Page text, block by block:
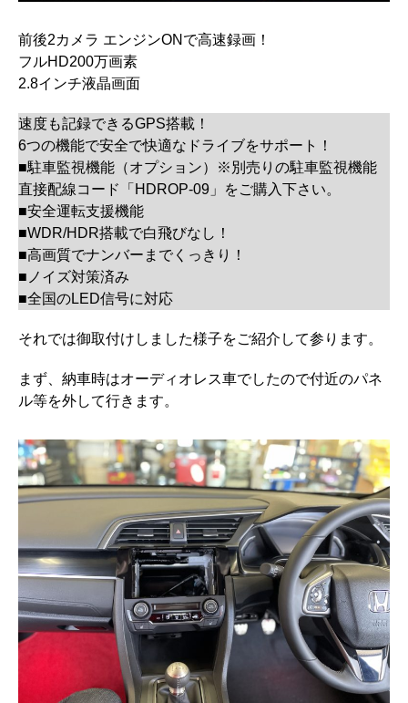
前後2カメラ エンジンONで高速録画！
フルHD200万画素
2.8インチ液晶画面
速度も記録できるGPS搭載！
6つの機能で安全で快適なドライブをサポート！
■駐車監視機能（オプション）※別売りの駐車監視機能
直接配線コード「HDROP-09」をご購入下さい。
■安全運転支援機能
■WDR/HDR搭載で白飛びなし！
■高画質でナンバーまでくっきり！
■ノイズ対策済み
■全国のLED信号に対応
それでは御取付けしました様子をご紹介して参ります。
まず、納車時はオーディオレス車でしたので付近のパネ
ル等を外して行きます。